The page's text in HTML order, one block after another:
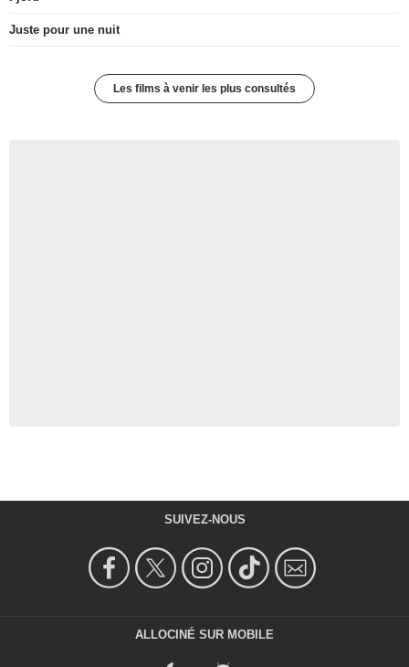
Juste pour une nuit
Les films à venir les plus consultés
SUIVEZ-NOUS
ALLOCINÉ SUR MOBILE